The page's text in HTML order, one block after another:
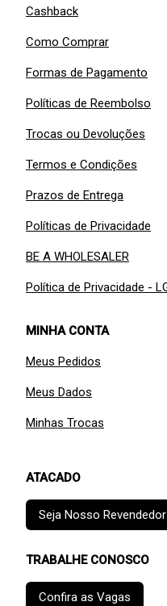
Cashback
Como Comprar
Formas de Pagamento
Políticas de Reembolso
Trocas ou Devoluções
Termos e Condições
Prazos de Entrega
Políticas de Privacidade
BE A WHOLESALER
Política de Privacidade -
MINHA CONTA
Meus Pedidos
Meus Dados
Minhas Trocas
ATACADO
Seja Nosso Revendedor
TRABALHE CONOSCO
Confira as Vagas